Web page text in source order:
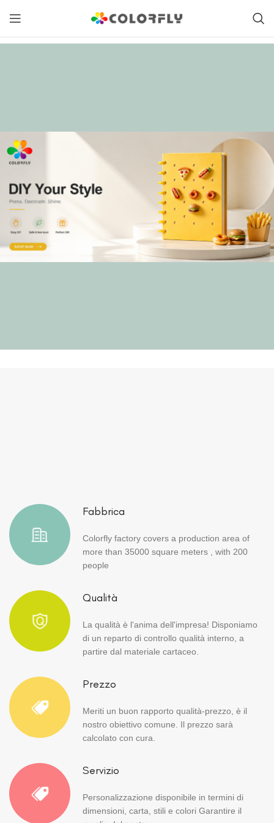
Fabbrica
Colorfly factory covers a production area of
more than 35000 square meters , with 200
people
Qualità
La qualità è l'anima dell'impresa! Disponiamo
di un reparto di controllo qualità interno, a
partire dal materiale cartaceo.
Prezzo
Meriti un buon rapporto qualità-prezzo, è il
nostro obiettivo comune. Il prezzo sarà
calcolato con cura.
Servizio
Personalizzazione disponibile in termini di
dimensioni, carta, stili e colori Garantire il